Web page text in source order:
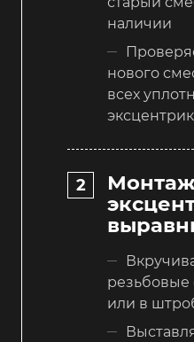
наличии
нового
всех
резьбовые
или в